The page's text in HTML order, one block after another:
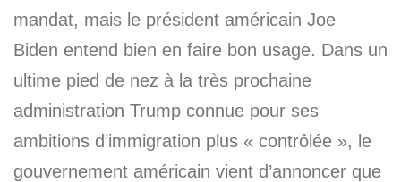
mandat, mais le président américain Joe
Biden entend bien en faire bon usage. Dans un
ultime pied de nez à la très prochaine
administration Trump connue pour ses
ambitions d’immigration plus « contrôlée », le
gouvernement américain vient d’annoncer que